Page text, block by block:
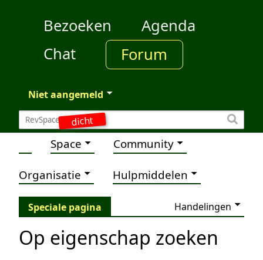
dicht
Bezoeken
Agenda
Chat
Forum
Niet aangemeld
Space Community
Organisatie Hulpmiddelen
Speciale pagina Handelingen
Op eigenschap zoeken